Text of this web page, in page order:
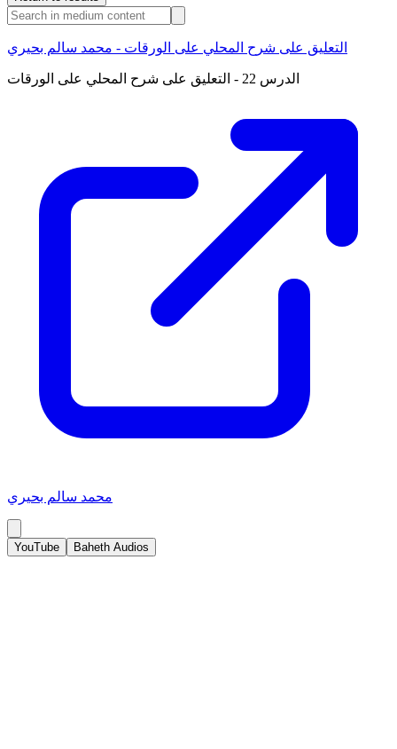
التعليق على شرح المحلي على الورقات - محمد سالم بحيري
الدرس 22 - التعليق على شرح المحلي على الورقات
محمد سالم بحيري
YouTube Baheth Audios